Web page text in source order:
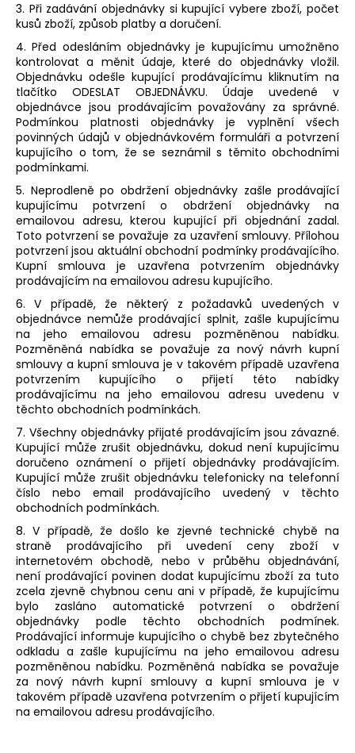
3. Při zadávání objednávky si kupující vybere zboží, počet
kusů zboží, způsob platby a doručení.
4. Před odesláním objednávky je kupujícímu umožněno
kontrolovat a měnit údaje, které do objednávky vložil.
Objednávku odešle kupující prodávajícímu kliknutím na
tlačítko ODESLAT OBJEDNÁVKU. Údaje uvedené v
objednávce jsou prodávajícím považovány za správné.
Podmínkou platnosti objednávky je vyplnění všech
povinných údajů v objednávkovém formuláři a potvrzení
kupujícího o tom, že se seznámil s těmito obchodními
podmínkami.
5. Neprodleně po obdržení objednávky zašle prodávající
kupujícímu potvrzení o obdržení objednávky na
emailovou adresu, kterou kupující při objednání zadal.
Toto potvrzení se považuje za uzavření smlouvy. Přílohou
potvrzení jsou aktuální obchodní podmínky prodávajícího.
Kupní smlouva je uzavřena potvrzením objednávky
prodávajícím na emailovou adresu kupujícího.
6. V případě, že některý z požadavků uvedených v
objednávce nemůže prodávající splnit, zašle kupujícímu
na jeho emailovou adresu pozměněnou nabídku.
Pozměněná nabídka se považuje za nový návrh kupní
smlouvy a kupní smlouva je v takovém případě uzavřena
potvrzením kupujícího o přijetí této nabídky
prodávajícímu na jeho emailovou adresu uvedenu v
těchto obchodních podmínkách.
7. Všechny objednávky přijaté prodávajícím jsou závazné.
Kupující může zrušit objednávku, dokud není kupujícímu
doručeno oznámení o přijetí objednávky prodávajícím.
Kupující může zrušit objednávku telefonicky na telefonní
číslo nebo email prodávajícího uvedený v těchto
obchodních podmínkách.
8. V případě, že došlo ke zjevné technické chybě na
straně prodávajícího při uvedení ceny zboží v
internetovém obchodě, nebo v průběhu objednávání,
není prodávající povinen dodat kupujícímu zboží za tuto
zcela zjevně chybnou cenu ani v případě, že kupujícímu
bylo zasláno automatické potvrzení o obdržení
objednávky podle těchto obchodních podmínek.
Prodávající informuje kupujícího o chybě bez zbytečného
odkladu a zašle kupujícímu na jeho emailovou adresu
pozměněnou nabídku. Pozměněná nabídka se považuje
za nový návrh kupní smlouvy a kupní smlouva je v
takovém případě uzavřena potvrzením o přijetí kupujícím
na emailovou adresu prodávajícího.